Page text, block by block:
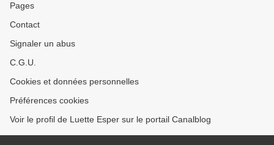
Pages
Contact
Signaler un abus
C.G.U.
Cookies et données personnelles
Préférences cookies
Voir le profil de Luette Esper sur le portail Canalblog